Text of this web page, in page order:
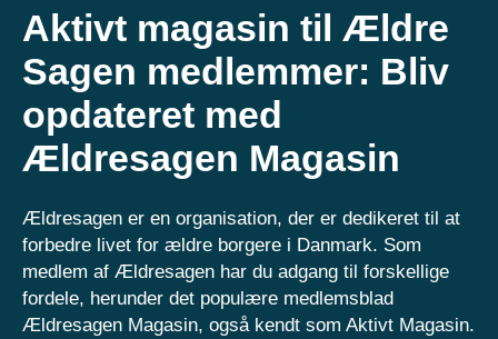
Aktivt magasin til Ældre
Sagen medlemmer: Bliv
opdateret med
Ældresagen Magasin
Ældresagen er en organisation, der er dedikeret til at
forbedre livet for ældre borgere i Danmark. Som
medlem af Ældresagen har du adgang til forskellige
fordele, herunder det populære medlemsblad
Ældresagen Magasin, også kendt som Aktivt Magasin.